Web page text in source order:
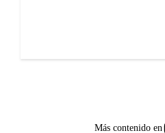
Más contenido en